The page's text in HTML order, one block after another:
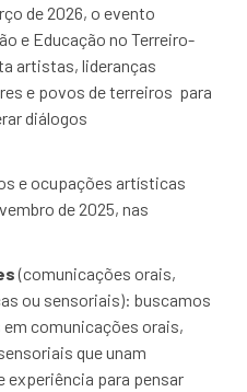
de 2026, o evento
e Educação no Terreiro-
artistas, lideranças
e povos de terreiros para
diálogos
e ocupações artísticas
de 2025, nas
(comunicações orais,
ou sensoriais): buscamos
comunicações orais,
que unam
experiência para pensar